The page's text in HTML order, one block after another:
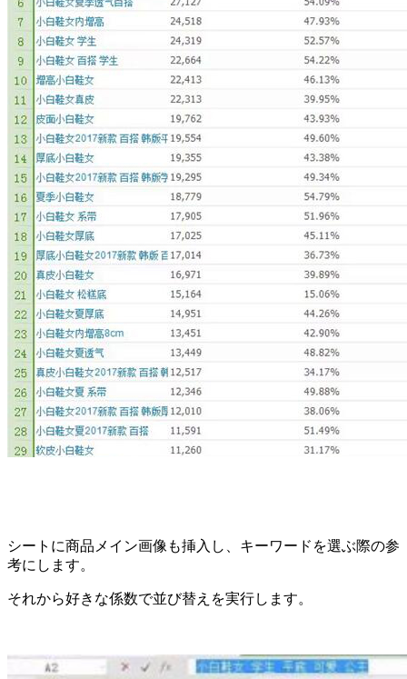
シートに商品メイン画像も挿入し、キーワードを選ぶ際の参
考にします。
それから好きな係数で並び替えを実行します。